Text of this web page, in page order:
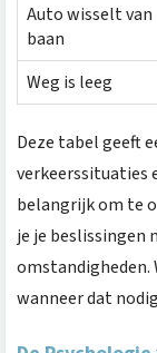
Auto wisselt van
baan
Weg is leeg
Deze tabel geeft
verkeerssituaties
belangrijk om te
je je beslissingen
omstandigheden.
wanneer dat